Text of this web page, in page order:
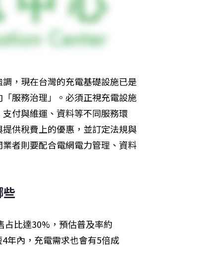
，現在台灣的充電基礎設施已是
服務治理」。必須正視充電設施
付與維運、資料等不同服務環
供稅費上的優惠，並訂定法規與
者則要配合電網電力管理、資料
些
占比達30%，預估普及率約
年內，充電需求也會有5倍成